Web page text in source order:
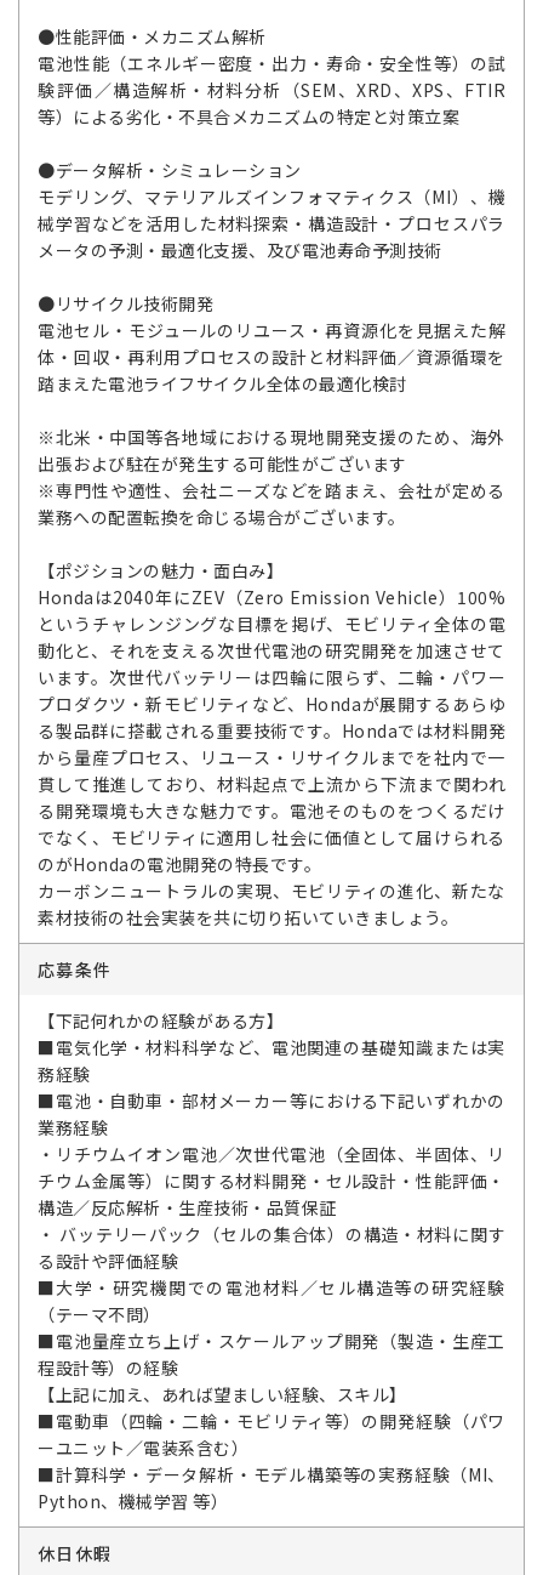
●性能評価・メカニズム解析
電池性能（エネルギー密度・出力・寿命・安全性等）の試
験評価／構造解析・材料分析（SEM、XRD、XPS、FTIR
等）による劣化・不具合メカニズムの特定と対策立案
●データ解析・シミュレーション
モデリング、マテリアルズインフォマティクス（MI）、機
械学習などを活用した材料探索・構造設計・プロセスパラ
メータの予測・最適化支援、及び電池寿命予測技術
●リサイクル技術開発
電池セル・モジュールのリユース・再資源化を見据えた解
体・回収・再利用プロセスの設計と材料評価／資源循環を
踏まえた電池ライフサイクル全体の最適化検討
※北米・中国等各地域における現地開発支援のため、海外
出張および駐在が発生する可能性がございます
※専門性や適性、会社ニーズなどを踏まえ、会社が定める
業務への配置転換を命じる場合がございます。
【ポジションの魅力・面白み】
Hondaは2040年にZEV（Zero Emission Vehicle）100%
というチャレンジングな目標を掲げ、モビリティ全体の電
動化と、それを支える次世代電池の研究開発を加速させて
います。次世代バッテリーは四輪に限らず、二輪・パワー
プロダクツ・新モビリティなど、Hondaが展開するあらゆ
る製品群に搭載される重要技術です。Hondaでは材料開発
から量産プロセス、リユース・リサイクルまでを社内で一
貫して推進しており、材料起点で上流から下流まで関われ
る開発環境も大きな魅力です。電池そのものをつくるだけ
でなく、モビリティに適用し社会に価値として届けられる
のがHondaの電池開発の特長です。
カーボンニュートラルの実現、モビリティの進化、新たな
素材技術の社会実装を共に切り拓いていきましょう。
応募条件
【下記何れかの経験がある方】
■電気化学・材料科学など、電池関連の基礎知識または実
務経験
■電池・自動車・部材メーカー等における下記いずれかの
業務経験
・リチウムイオン電池／次世代電池（全固体、半固体、リ
チウム金属等）に関する材料開発・セル設計・性能評価・
構造／反応解析・生産技術・品質保証
・ バッテリーパック（セルの集合体）の構造・材料に関す
る設計や評価経験
■大学・研究機関での電池材料／セル構造等の研究経験
（テーマ不問）
■電池量産立ち上げ・スケールアップ開発（製造・生産工
程設計等）の経験
【上記に加え、あれば望ましい経験、スキル】
■電動車（四輪・二輪・モビリティ等）の開発経験（パワ
ーユニット／電装系含む）
■計算科学・データ解析・モデル構築等の実務経験（MI、
Python、機械学習 等）
休日休暇